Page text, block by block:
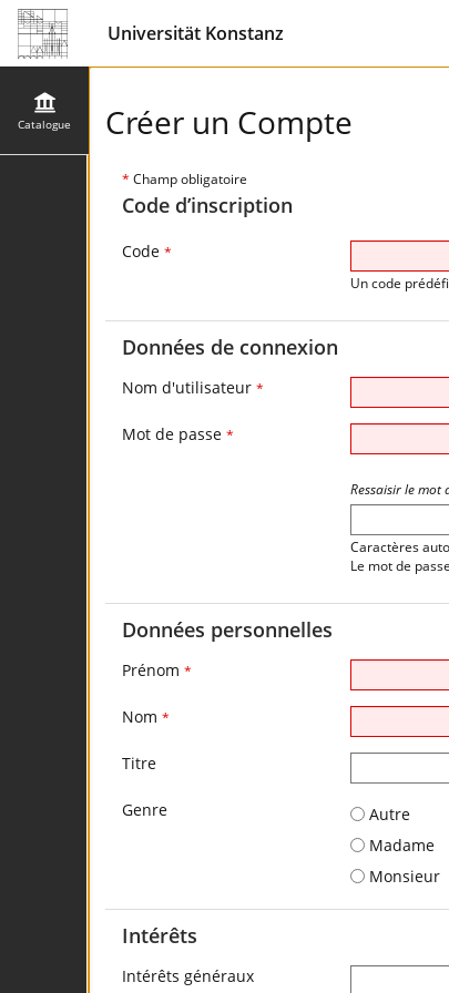
Universität Konstanz
Catalogue Créer un Compte
* Champ obligatoire
Code d’inscription
Code *
Un code
Données de connexion
Nom d'utilisateur *
Mot de passe *
Ressaisir le mot
Caractères
Le mot de
Données personnelles
Prénom *
Nom *
Titre
Genre
Autre
Madame
Monsieur
Intérêts
Intérêts généraux